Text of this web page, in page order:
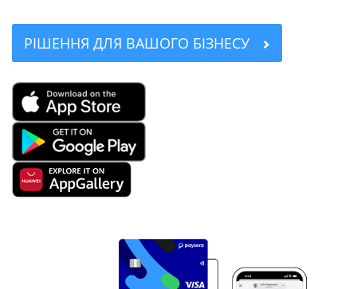
РІШЕННЯ ДЛЯ ВАШОГО БІЗНЕСУ